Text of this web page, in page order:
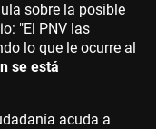
sobre la posible
"El PNV las
lo que le ocurre al
se está
acuda a